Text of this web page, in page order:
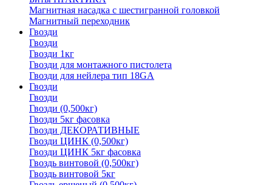
Магнитная насадка с шестигранной головкой
Магнитный переходник
Гвозди
Гвозди
Гвозди 1кг
Гвозди для монтажного пистолета
Гвозди для нейлера тип 18GA
Гвозди
Гвозди
Гвозди (0,500кг)
Гвозди 5кг фасовка
Гвозди ДЕКОРАТИВНЫЕ
Гвозди ЦИНК (0,500кг)
Гвозди ЦИНК 5кг фасовка
Гвоздь винтовой (0,500кг)
Гвоздь винтовой 5кг